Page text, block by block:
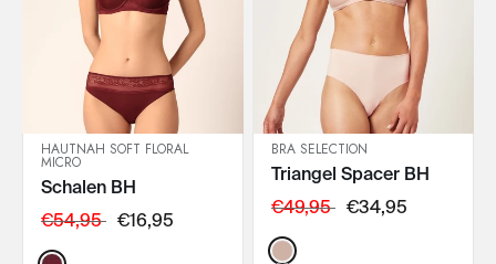
HAUTNAH SOFT FLORAL
MICRO
Schalen BH
€54,95 €16,95
IN DEN WARENKORB
BRA SELECTION
Triangel Spacer BH
€49,95 €34,95
Color: